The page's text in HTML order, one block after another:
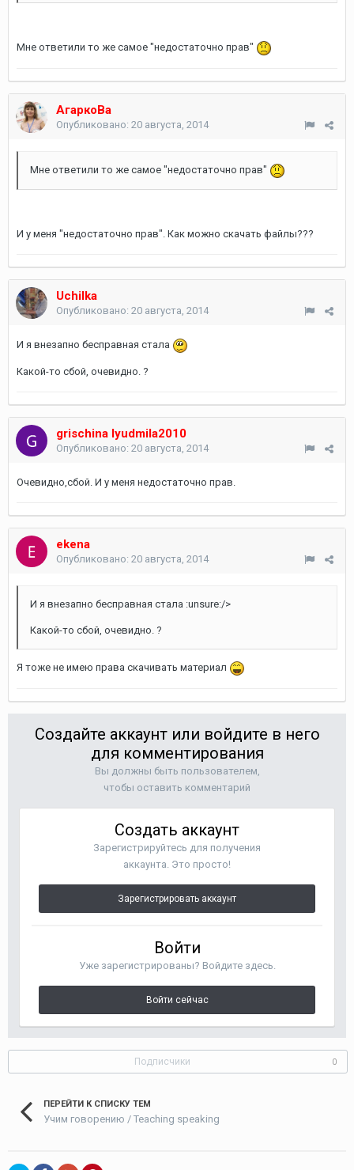
Мне ответили то же самое "недостаточно прав"
АгаркоВа
Опубликовано: 20 августа, 2014
Мне ответили то же самое "недостаточно прав"
И у меня "недостаточно прав". Как можно скачать файлы???
Uchilka
Опубликовано: 20 августа, 2014
И я внезапно бесправная стала
Какой-то сбой, очевидно. ?
grischina lyudmila2010
Опубликовано: 20 августа, 2014
Очевидно,сбой. И у меня недостаточно прав.
ekena
Опубликовано: 20 августа, 2014
И я внезапно бесправная стала :unsure:/>
Какой-то сбой, очевидно. ?
Я тоже не имею права скачивать материал
Создайте аккаунт или войдите в него
для комментирования
Вы должны быть пользователем,
чтобы оставить комментарий
Создать аккаунт
Зарегистрируйтесь для получения
аккаунта. Это просто!
Зарегистрировать аккаунт
Войти
Уже зарегистрированы? Войдите здесь.
Войти сейчас
Подписчики 0
ПЕРЕЙТИ К СПИСКУ ТЕМ
Учим говорению / Teaching speaking